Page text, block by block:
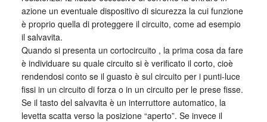
azione un eventuale dispositivo di sicurezza la cui funzione
è proprio quella di proteggere il circuito, come ad esempio
il salvavita.
Quando si presenta un cortocircuito , la prima cosa da fare
è individuare su quale circuito si è verificato il corto, cioè
rendendosi conto se il guasto è sul circuito per i punti-luce
fissi in un circuito di forza o in un circuito per le prese fisse.
Se il tasto del salvavita è un interruttore automatico, la
levetta scatta verso la posizione “aperto”. Se invece il